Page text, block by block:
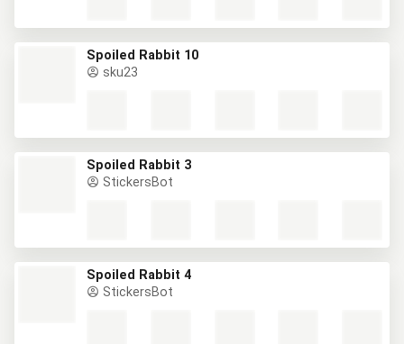
Spoiled Rabbit 10
sku23
Spoiled Rabbit 3
StickersBot
Spoiled Rabbit 4
StickersBot